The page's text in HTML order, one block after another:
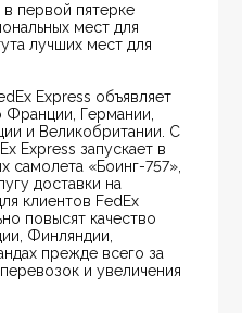
первой пятерке
мест для
лучших мест для
Express объявляет
Франции, Германии,
и Великобритании. С
Express запускает в
самолета «Боинг-757»,
доставки на
клиентов FedEx
повысят качество
Финляндии,
прежде всего за
и увеличения